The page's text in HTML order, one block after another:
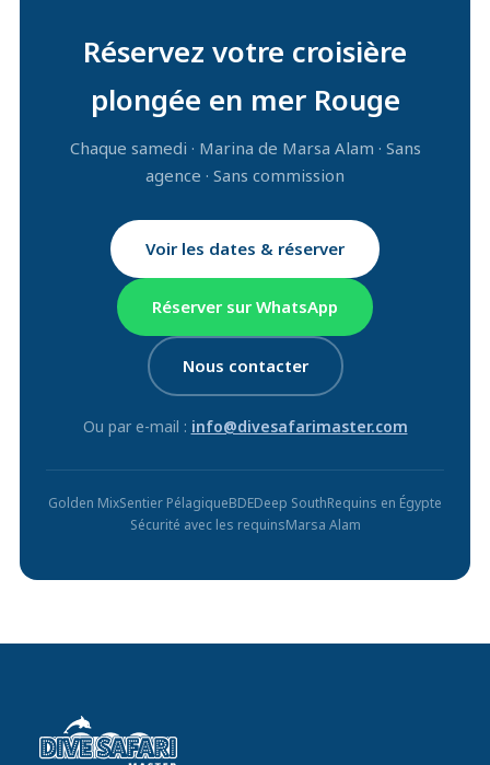
Réservez votre croisière
plongée en mer Rouge
Chaque samedi · Marina de Marsa Alam · Sans
agence · Sans commission
Voir les dates & réserver
Réserver sur WhatsApp
Nous contacter
Ou par e-mail : info@divesafarimaster.com
Golden MixSentier PélagiqueBDEDeep SouthRequins en Égypte
Sécurité avec les requinsMarsa Alam